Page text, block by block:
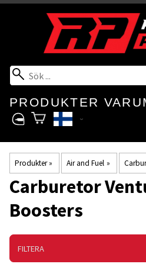
PRODUKTER
Produkter‪» Air and Fuel ‪»
Carburetor
Boosters
FILTERA